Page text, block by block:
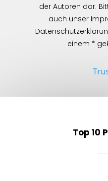
der Autoren dar.
auch unser
einem *
Top 10